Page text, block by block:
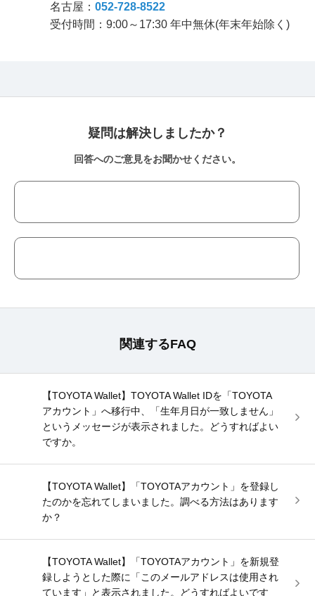
名古屋： 052-728-8522
受付時間：9:00～17:30 年中無休(年末年始除く)
疑問は解決しましたか？
回答へのご意見をお聞かせください。
関連するFAQ
【TOYOTA Wallet】TOYOTA Wallet IDを「TOYOTA
アカウント」へ移行中、「生年月日が一致しません」
というメッセージが表示されました。どうすればよい
ですか。
【TOYOTA Wallet】「TOYOTAアカウント」を登録し
たのかを忘れてしまいました。調べる方法はあります
か？
【TOYOTA Wallet】「TOYOTAアカウント」を新規登
録しようとした際に「このメールアドレスは使用され
ています」と表示されました。どうすればよいです